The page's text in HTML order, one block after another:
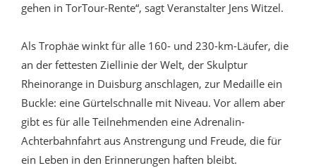
gehen in TorTour-Rente“, sagt Veranstalter Jens Witzel.
Als Trophäe winkt für alle 160- und 230-km-Läufer, die
an der fettesten Ziellinie der Welt, der Skulptur
Rheinorange in Duisburg anschlagen, zur Medaille ein
Buckle: eine Gürtelschnalle mit Niveau. Vor allem aber
gibt es für alle Teilnehmenden eine Adrenalin-
Achterbahnfahrt aus Anstrengung und Freude, die für
ein Leben in den Erinnerungen haften bleibt.